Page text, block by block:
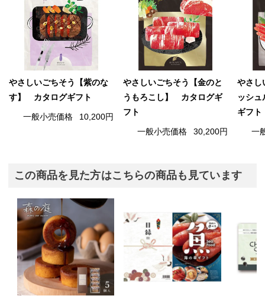
やさしいごちそう【紫のな
す】 カタログギフト
一般小売価格 10,200円
やさしいごちそう【金のと
うもろこし】 カタログギ
フト
一般小売価格 30,200円
やさし
ッシ
ギフト
一
この商品を見た方はこちらの商品も見ています